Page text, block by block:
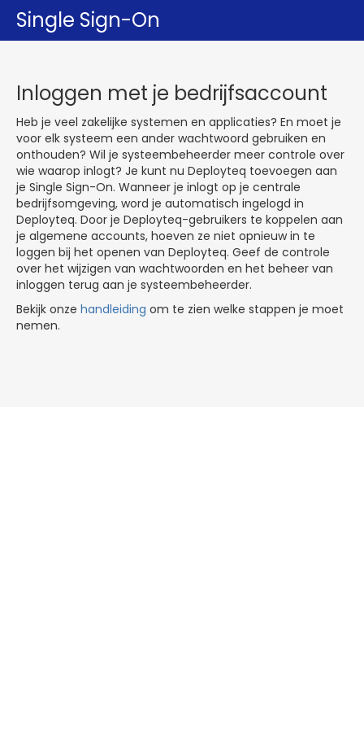
Single Sign-On
Inloggen met je bedrijfsaccount
Heb je veel zakelijke systemen en applicaties? En moet je
voor elk systeem een ander wachtwoord gebruiken en
onthouden? Wil je systeembeheerder meer controle over
wie waarop inlogt? Je kunt nu Deployteq toevoegen aan
je Single Sign-On. Wanneer je inlogt op je centrale
bedrijfsomgeving, word je automatisch ingelogd in
Deployteq. Door je Deployteq-gebruikers te koppelen aan
je algemene accounts, hoeven ze niet opnieuw in te
loggen bij het openen van Deployteq. Geef de controle
over het wijzigen van wachtwoorden en het beheer van
inloggen terug aan je systeembeheerder.
Bekijk onze handleiding om te zien welke stappen je moet
nemen.